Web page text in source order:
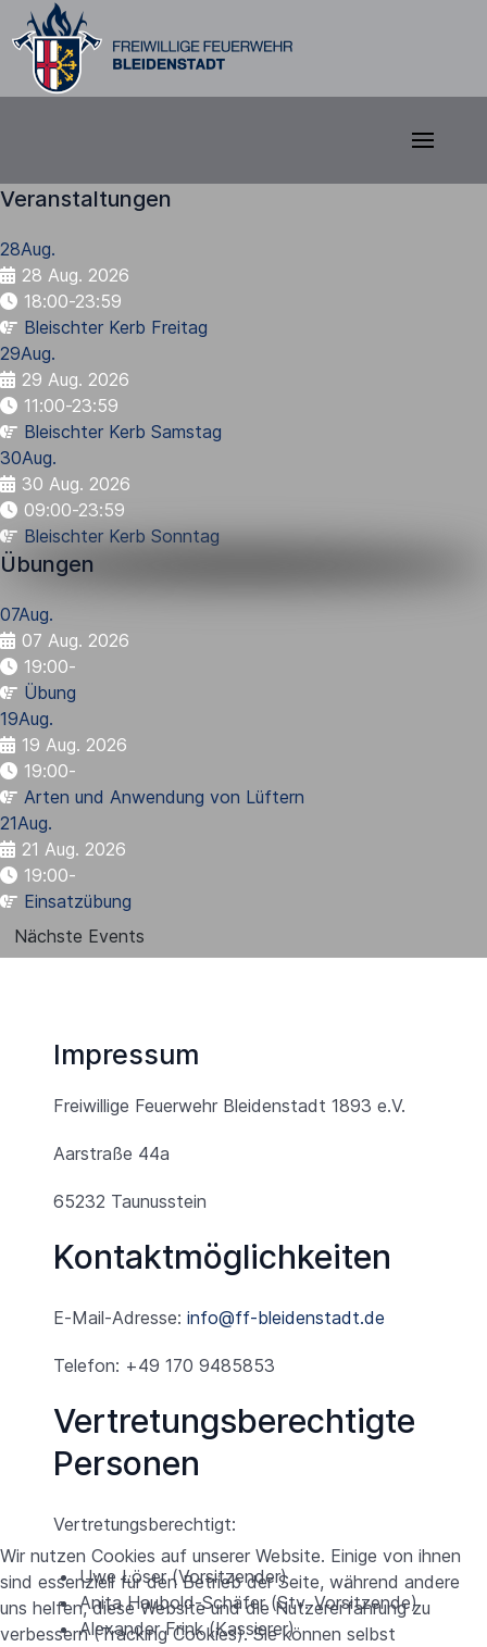
Veranstaltungen
28Aug.
28 Aug. 2026
18:00-23:59
Bleischter Kerb Freitag
29Aug.
29 Aug. 2026
11:00-23:59
Bleischter Kerb Samstag
30Aug.
30 Aug. 2026
09:00-23:59
Bleischter Kerb Sonntag
Übungen
07Aug.
07 Aug. 2026
19:00-
Übung
19Aug.
19 Aug. 2026
19:00-
Arten und Anwendung von Lüftern
21Aug.
21 Aug. 2026
19:00-
Einsatzübung
Nächste Events
Impressum
Freiwillige Feuerwehr Bleidenstadt 1893 e.V.
Aarstraße 44a
65232 Taunusstein
Kontaktmöglichkeiten
E-Mail-Adresse: info@ff-bleidenstadt.de
Telefon: +49 170 9485853
Vertretungsberechtigte
Personen
Vertretungsberechtigt:
Uwe Löser (Vorsitzender)
Anita Haubold-Schäfer (Stv. Vorsitzende)
Alexander Frink (Kassierer)
Wir nutzen Cookies auf unserer Website. Einige von ihnen
sind essenziell für den Betrieb der Seite, während andere
uns helfen, diese Website und die Nutzererfahrung zu
verbessern (Tracking Cookies). Sie können selbst